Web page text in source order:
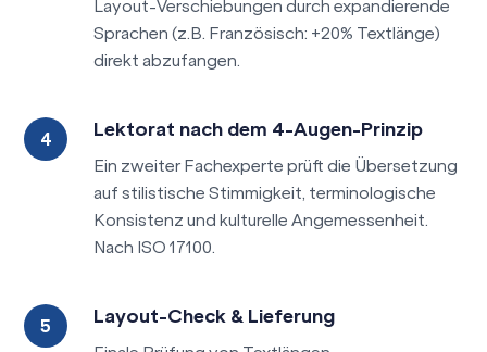
Layout-Verschiebungen durch expandierende
Sprachen (z.B. Französisch: +20% Textlänge)
direkt abzufangen.
Lektorat nach dem 4-Augen-Prinzip
Ein zweiter Fachexperte prüft die Übersetzung
auf stilistische Stimmigkeit, terminologische
Konsistenz und kulturelle Angemessenheit.
Nach ISO 17100.
Layout-Check & Lieferung